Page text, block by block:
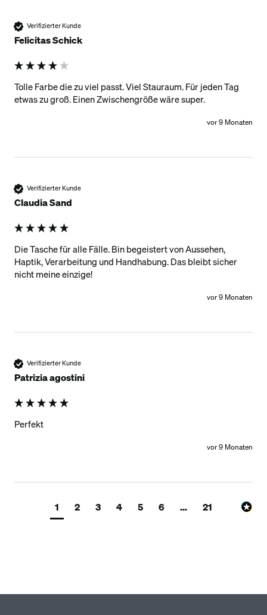
Verifizierter Kunde
Felicitas Schick
Tolle Farbe die zu viel passt. Viel Stauraum. Für jeden Tag
etwas zu groß. Einen Zwischengröße wäre super.
vor 9 Monaten
Verifizierter Kunde
Claudia Sand
Die Tasche für alle Fälle. Bin begeistert von Aussehen,
Haptik, Verarbeitung und Handhabung. Das bleibt sicher
nicht meine einzige!
vor 9 Monaten
Verifizierter Kunde
Patrizia agostini
Perfekt
vor 9 Monaten
1 2 3 4 5 6 ... 21